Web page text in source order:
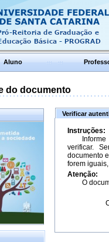
Aluno
do documento
Verificar
Instruções:
verificar.
documento
forem
Atenção:
O